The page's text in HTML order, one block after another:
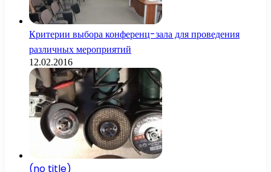
Критерии выбора конференц-зала для проведения
различных мероприятий
12.02.2016
(no title)